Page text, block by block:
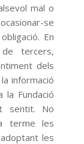
mal o
se
En
tercers,
dels
informació
la Fundació
sentit. No
terme les
les